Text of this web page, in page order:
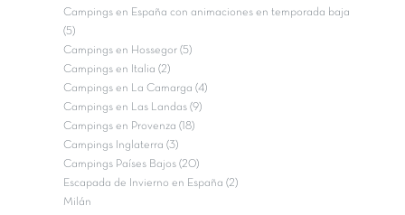
Campings en España con animaciones en temporada baja
(5)
Campings en Hossegor (5)
Campings en Italia (2)
Campings en La Camarga (4)
Campings en Las Landas (9)
Campings en Provenza (18)
Campings Inglaterra (3)
Campings Países Bajos (20)
Escapada de Invierno en España (2)
Milán